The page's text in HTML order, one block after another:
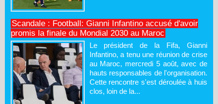
Scandale : Football: Gianni Infantino accusé d'avoir
promis la finale du Mondial 2030 au Maroc
Le président de la Fifa, Gianni
Infantino, a tenu une réunion de crise
au Maroc, mercredi 5 août, avec de
hauts responsables de l'organisation.
Cette rencontre s'est déroulée à huis
clos, loin de la...